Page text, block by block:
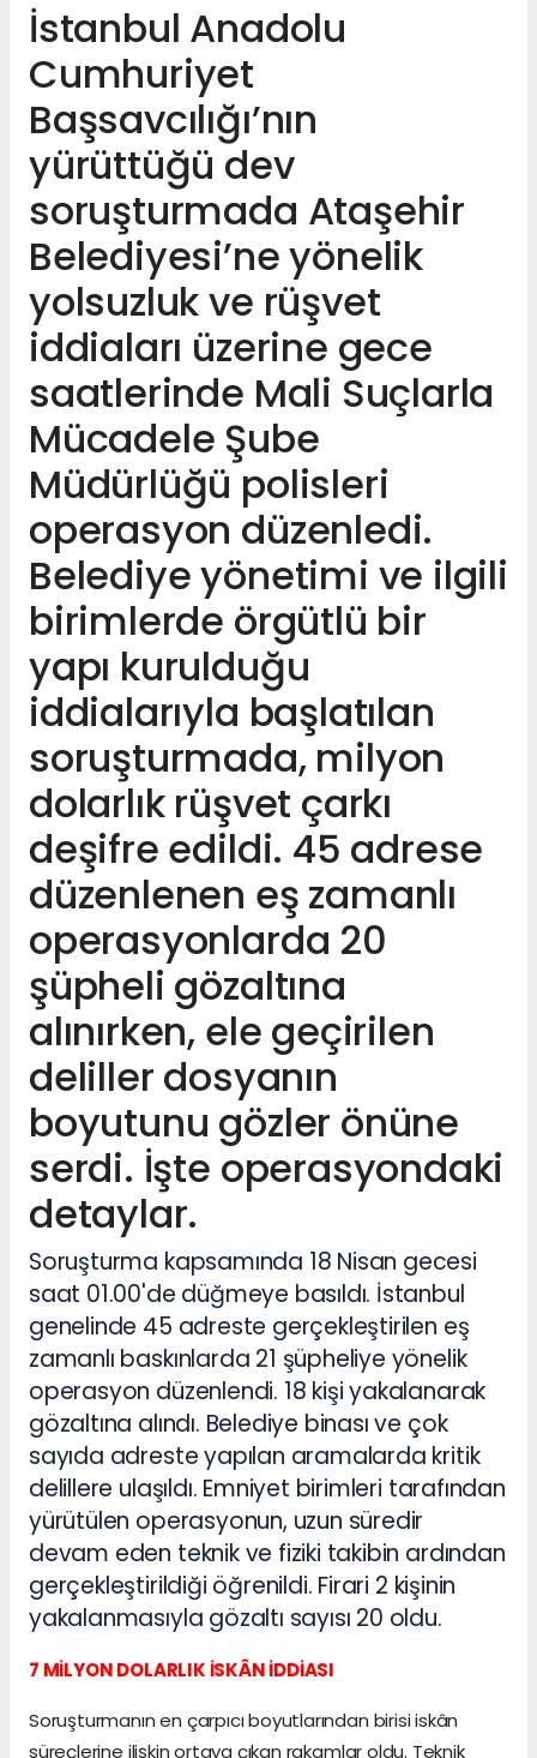
İstanbul Anadolu
Cumhuriyet
Başsavcılığı’nın
yürüttüğü dev
soruşturmada Ataşehir
Belediyesi’ne yönelik
yolsuzluk ve rüşvet
iddiaları üzerine gece
saatlerinde Mali Suçlarla
Mücadele Şube
Müdürlüğü polisleri
operasyon düzenledi.
Belediye yönetimi ve ilgili
birimlerde örgütlü bir
yapı kurulduğu
iddialarıyla başlatılan
soruşturmada, milyon
dolarlık rüşvet çarkı
deşifre edildi. 45 adrese
düzenlenen eş zamanlı
operasyonlarda 20
şüpheli gözaltına
alınırken, ele geçirilen
deliller dosyanın
boyutunu gözler önüne
serdi. İşte operasyondaki
detaylar.
Soruşturma kapsamında 18 Nisan gecesi
saat 01.00'de düğmeye basıldı. İstanbul
genelinde 45 adreste gerçekleştirilen eş
zamanlı baskınlarda 21 şüpheliye yönelik
operasyon düzenlendi. 18 kişi yakalanarak
gözaltına alındı. Belediye binası ve çok
sayıda adreste yapılan aramalarda kritik
delillere ulaşıldı. Emniyet birimleri tarafından
yürütülen operasyonun, uzun süredir
devam eden teknik ve fiziki takibin ardından
gerçekleştirildiği öğrenildi. Firari 2 kişinin
yakalanmasıyla gözaltı sayısı 20 oldu.
7 MİLYON DOLARLIK İSKÂN İDDİASI
Soruşturmanın en çarpıcı boyutlarından birisi iskân
süreçlerine ilişkin ortaya çıkan rakamlar oldu. Teknik